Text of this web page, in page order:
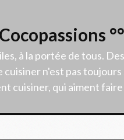
à la portée de tous.
cuisiner n'est pas
cuisiner, qui aiment faire